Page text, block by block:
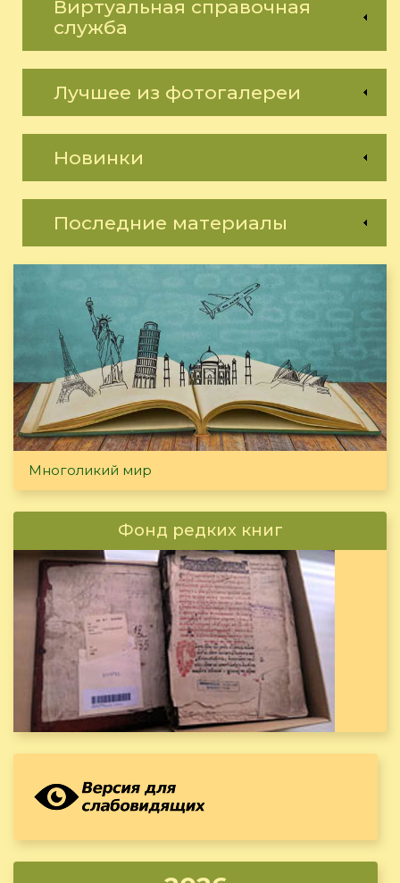
Виртуальная справочная
служба
Лучшее из фотогалереи
Новинки
Последние материалы
Многоликий мир
Фонд редких книг